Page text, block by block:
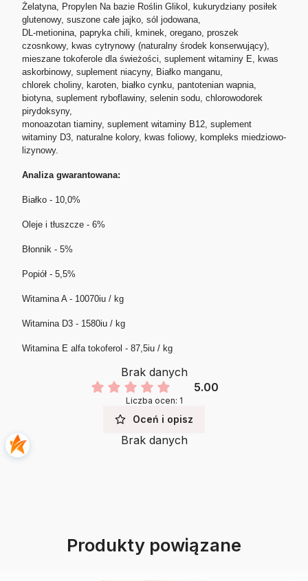
Żelatyna, Propylen Na bazie Roślin Glikol, kukurydziany posiłek
glutenowy, suszone całe jajko, sól jodowana,
DL-metionina, papryka chili, kminek, oregano, proszek
czosnkowy, kwas cytrynowy (naturalny środek konserwujący),
mieszane tokoferole dla świeżości, suplement witaminy E, kwas
askorbinowy, suplement niacyny, Białko manganu,
chlorek choliny, karoten, białko cynku, pantotenian wapnia,
biotyna, suplement ryboflawiny, selenin sodu, chlorowodorek
pirydoksyny,
monoazotan tiaminy, suplement witaminy B12, suplement
witaminy D3, naturalne kolory, kwas foliowy, kompleks miedziowo-
lizynowy.
Analiza gwarantowana:
Białko - 10,0%
Oleje i tłuszcze - 6%
Błonnik - 5%
Popiół - 5,5%
Witamina A - 10070iu / kg
Witamina D3 - 1580iu / kg
Witamina E alfa tokoferol - 87,5iu / kg
Brak danych
5.00
Liczba ocen: 1
Oceń i opisz
Brak danych
Produkty powiązane